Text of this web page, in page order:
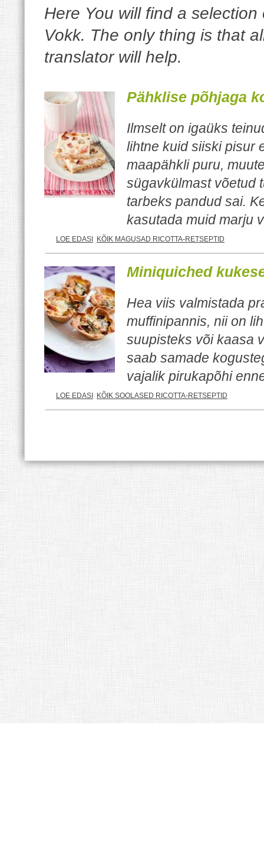
Here You will find a
Vokk. The only thing is that
translator will help.
Pähklise põhjaga
Ilmselt on igaüks
lihtne kuid siiski pisur
maapähkli puru,
sügavkülmast võetud
tarbeks pandud sai.
kasutada muid marju
LOE EDASI KÕIK MAGUSAD RICOTTA-RETSEPTID
Miniquiched
Hea viis valmistada
muffinipannis, nii on
suupisteks või kaasa
saab samade
vajalik pirukapõhi
LOE EDASI KÕIK SOOLASED RICOTTA-RETSEPTID